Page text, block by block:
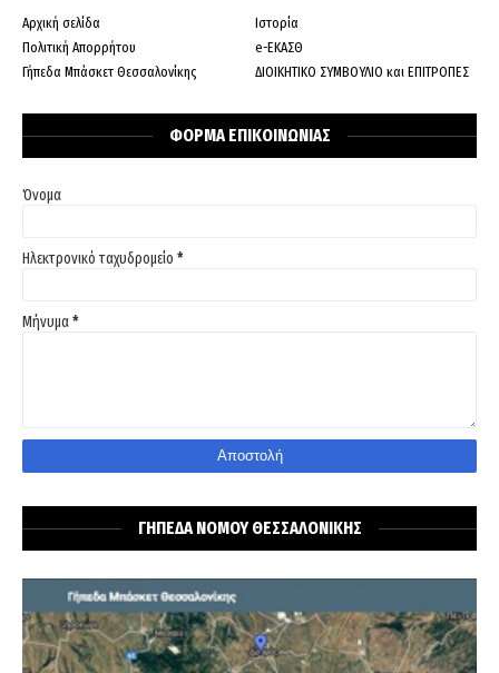
Αρχική σελίδα
Ιστορία
Πολιτική Απορρήτου
e-ΕΚΑΣΘ
Γήπεδα Μπάσκετ Θεσσαλονίκης
ΔΙΟΙΚΗΤΙΚΟ ΣΥΜΒΟΥΛΙΟ και ΕΠΙΤΡΟΠΕΣ
ΦΟΡΜΑ ΕΠΙΚΟΙΝΩΝΙΑΣ
Όνομα
Ηλεκτρονικό ταχυδρομείο *
Μήνυμα*
ΓΗΠΕΔΑ ΝΟΜΟΥ ΘΕΣΣΑΛΟΝΙΚΗΣ